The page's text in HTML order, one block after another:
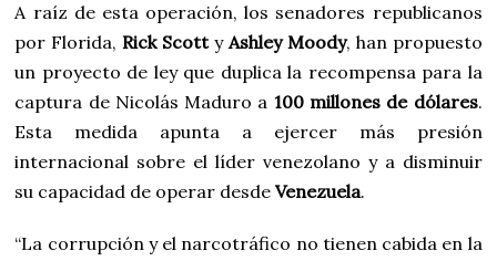
A raíz de esta operación, los senadores republicanos
por Florida,Rick ScottyAshley Moody, han propuesto
un proyecto de ley que duplica la recompensa para la
captura de Nicolás Maduro a 100 millones de dólares.
Esta medida apunta a ejercer más presión
internacional sobre el líder venezolano y a disminuir
su capacidad de operar desdeVenezuela.
“La corrupción y el narcotráfico no tienen cabida en la